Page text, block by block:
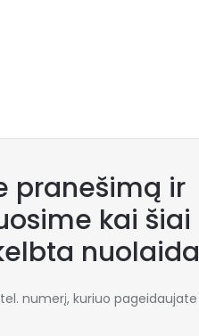
pranešimą ir
kai šiai
nuolaida
numerį, kuriuo pageidaujate